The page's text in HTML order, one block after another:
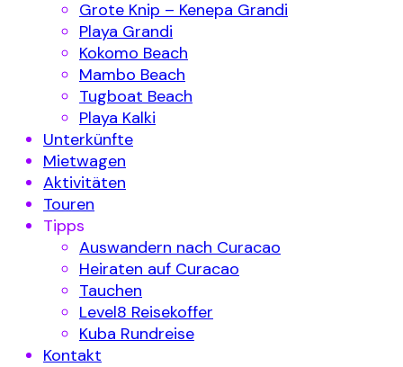
Grote Knip – Kenepa Grandi
Playa Grandi
Kokomo Beach
Mambo Beach
Tugboat Beach
Playa Kalki
Unterkünfte
Mietwagen
Aktivitäten
Touren
Tipps
Auswandern nach Curacao
Heiraten auf Curacao
Tauchen
Level8 Reisekoffer
Kuba Rundreise
Kontakt